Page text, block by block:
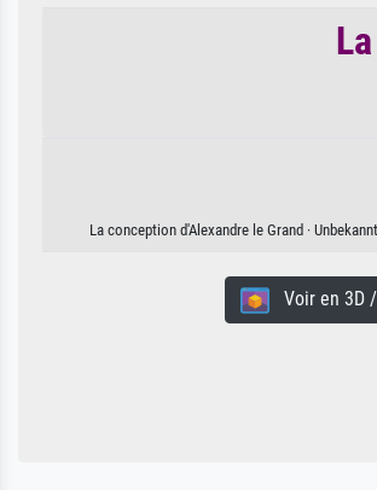
La conception d'Alexandre le Grand ·
Voir en 3D